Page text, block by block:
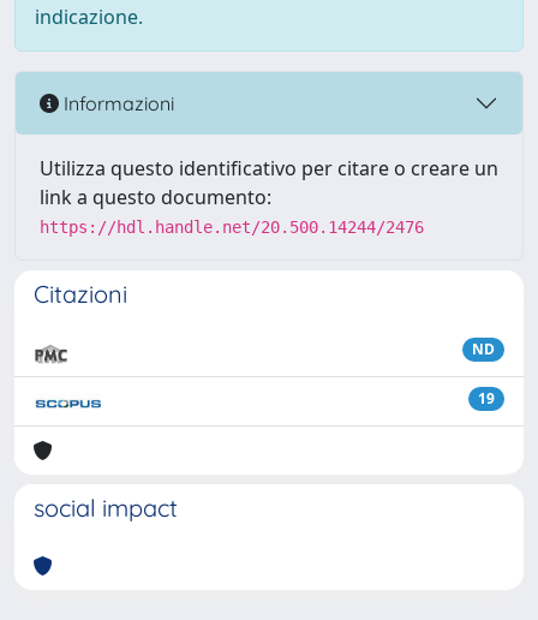
indicazione.
Informazioni
Utilizza questo identificativo per citare o creare un
link a questo documento:
https://hdl.handle.net/20.500.14244/2476
Citazioni
ND
19
social impact